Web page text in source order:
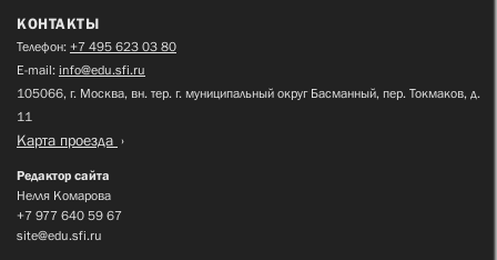
КОНТАКТЫ
Телефон: +7 495 623 03 80
E-mail: info@edu.sfi.ru
105066, г. Москва, вн. тер. г. муниципальный округ Басманный, пер. Токмаков, д.
11
Карта проезда
Редактор сайта
Нелля Комарова
+7 977 640 59 67
site@edu.sfi.ru